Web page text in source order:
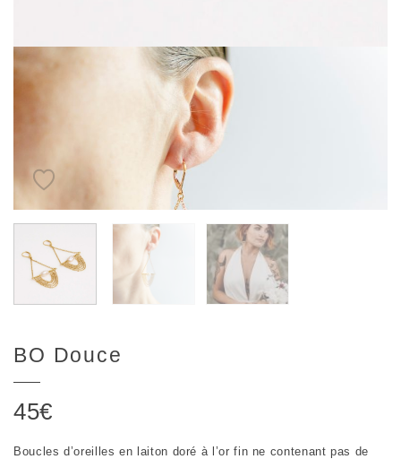
BO Douce
45€
Boucles d’oreilles en laiton doré à l’or fin ne contenant pas de